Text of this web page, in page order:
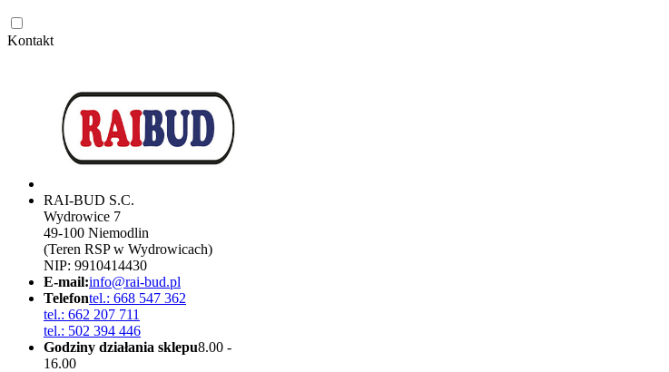
Kontakt
RAI-BUD S.C.
Wydrowice 7
49-100 Niemodlin
(Teren RSP w Wydrowicach)
NIP: 9910414430
E-mail:info@rai-bud.pl
Telefontel.: 668 547 362
tel.: 662 207 711
tel.: 502 394 446
Godziny działania sklepu8.00 -
16.00